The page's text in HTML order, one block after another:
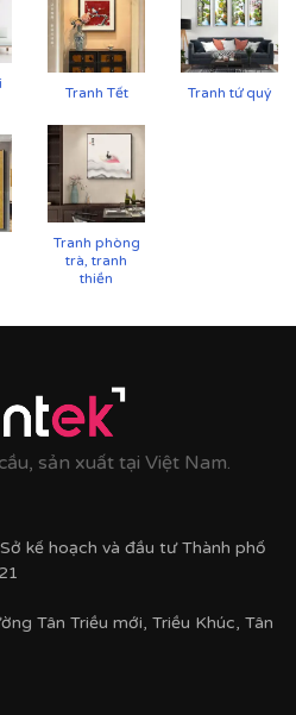
liệu canvas công nghệ in
khung thông đã qua xử lý
mốc.
bo viền chất liệu nhựa
tầm giá trị tranh.
Tranh Tết Tranh tứ quý
Tranh phòng
trà, tranh
thiền
sản xuất tại Việt Nam.
kế hoạch và đầu tư Thành phố
Tân Triều mới, Triều Khúc, Tân